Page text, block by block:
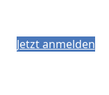
Jetzt anmelden